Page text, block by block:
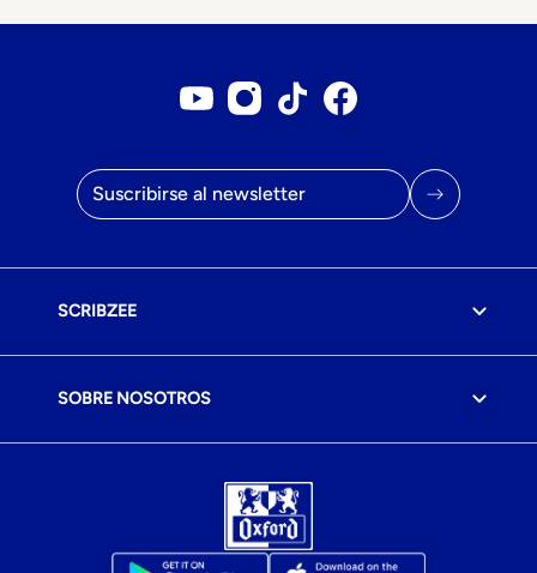
Email
SCRIBZEE
SOBRE NOSOTROS